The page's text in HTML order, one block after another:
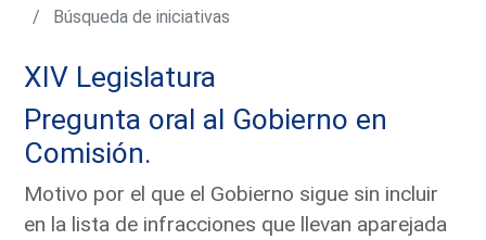
Búsqueda de iniciativas
XIV Legislatura
Pregunta oral al Gobierno en
Comisión.
Motivo por el que el Gobierno sigue sin incluir
en la lista de infracciones que llevan aparejada